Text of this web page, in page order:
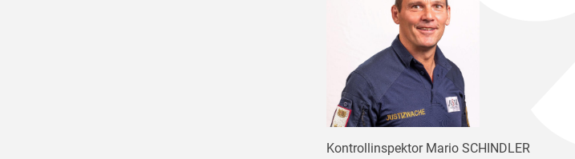
Kontrollinspektor Mario SCHINDLER